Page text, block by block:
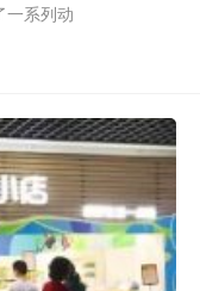
一系列动